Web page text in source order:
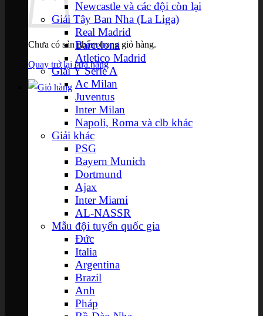
Chưa có sản phẩm trong giỏ hàng.
Quay trở lại cửa hàng
Newcastle và các đội còn lại
Giải Tây Ban Nha (La Liga)
Real Madrid
Barcelona
Atletico Madrid
Giải Ý Serie A
Ac Milan
Juventus
Inter Milan
Napoli, Roma và clb khác
Giải khác
PSG
Bayern Munich
Dortmund
Ajax
Inter Miami
AL-NASSR
Mẫu đội tuyển quốc gia
Đức
Italia
Argentina
Brazil
Anh
Pháp